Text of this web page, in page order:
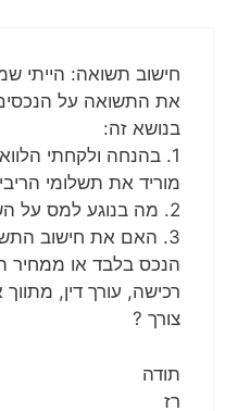
חישוב תשואה: הייתי
את התשואה על
בנושא זה:
1. בהנחה ולקחתי
מוריד את תשלומי
2. מה בנוגע למס על השכירות?
3. האם את חישוב
הנכס בלבד או ממחיר
רכישה, עורך דין,
צורך ?
תודה
רז